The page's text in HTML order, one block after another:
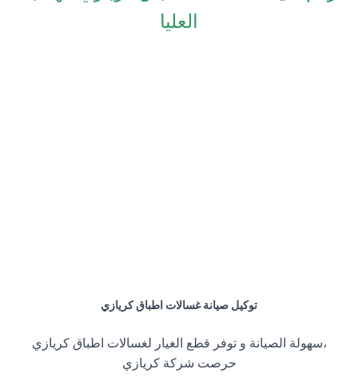
العليا
توكيل صيانة غسالات اطباق كريازي
،سهولة الصيانة و توفر قطع الغيار لغسالات اطباق كريازي
حرصت شركة كريازي